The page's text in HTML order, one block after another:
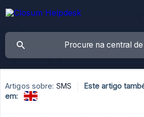
Artigos sobre: SMS
Este artigo
em: